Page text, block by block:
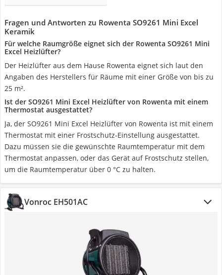
Fragen und Antworten zu Rowenta SO9261 Mini Excel
Keramik
Für welche Raumgröße eignet sich der Rowenta SO9261 Mini
Excel Heizlüfter?
Der Heizlüfter aus dem Hause Rowenta eignet sich laut den
Angaben des Herstellers für Räume mit einer Größe von bis zu
25 m².
Ist der SO9261 Mini Excel Heizlüfter von Rowenta mit einem
Thermostat ausgestattet?
Ja, der SO9261 Mini Excel Heizlüfter von Rowenta ist mit einem
Thermostat mit einer Frostschutz-Einstellung ausgestattet.
Dazu müssen sie die gewünschte Raumtemperatur mit dem
Thermostat anpassen, oder das Gerät auf Frostschutz stellen,
um die Raumtemperatur über 0 °C zu halten.
Vonroc EH501AC